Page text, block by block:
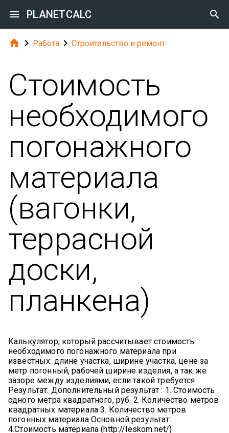
 PLANETCALC 
  Работа  Строительство и ремонт
Стоимость
необходимого
погонажного
материала
(вагонки,
террасной
доски,
планкена)
Калькулятор, который рассчитывает стоимость
необходимого погонажного материала при
известных: длине участка, ширине участка, цене за
метр погонный, рабочей ширине изделия, а так же
зазоре между изделиями, если такой требуется.
Результат: Дополнительный результат : 1. Стоимость
одного метра квадратного, руб. 2. Количество метров
квадратных материала 3. Количество метров
погонных материала Основной результат:
4.Стоимость материала (http://leskom.net/)